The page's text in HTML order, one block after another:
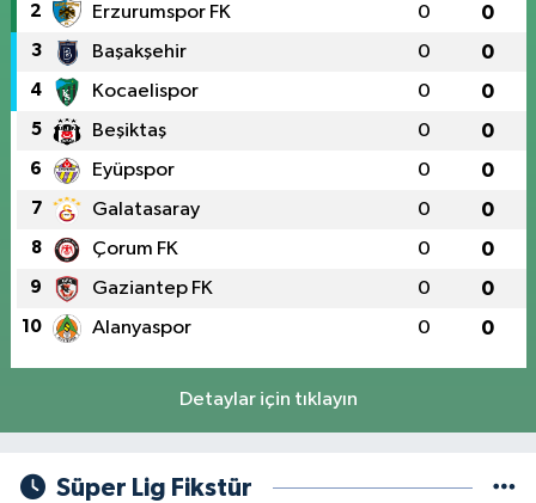
2 Erzurumspor FK 0 0
3 Başakşehir 0 0
4 Kocaelispor 0 0
5 Beşiktaş 0 0
6 Eyüpspor 0 0
7 Galatasaray 0 0
8 Çorum FK 0 0
9 Gaziantep FK 0 0
10 Alanyaspor 0 0
Detaylar için tıklayın
Süper Lig Fikstür